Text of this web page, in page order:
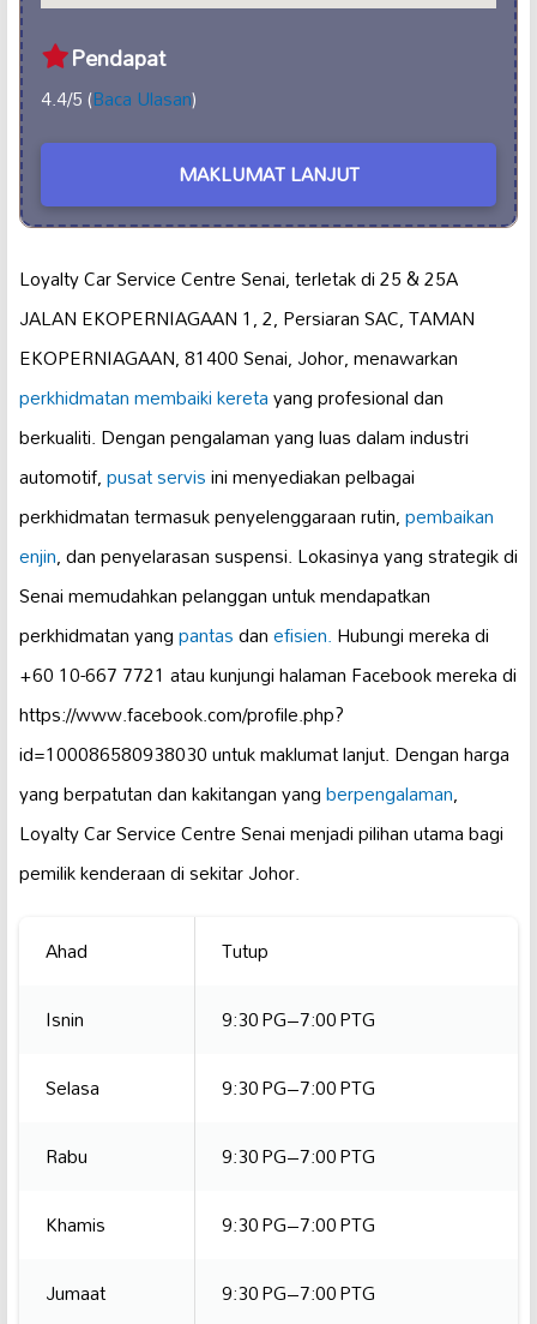
Pendapat
4.4/5 (Baca Ulasan)
MAKLUMAT LANJUT
Loyalty Car Service Centre Senai, terletak di 25 & 25A
JALAN EKOPERNIAGAAN 1, 2, Persiaran SAC, TAMAN
EKOPERNIAGAAN, 81400 Senai, Johor, menawarkan
perkhidmatan membaiki keretayang profesional dan
berkualiti. Dengan pengalaman yang luas dalam industri
automotif,pusat servisini menyediakan pelbagai
perkhidmatan termasuk penyelenggaraan rutin,pembaikan
enjin, dan penyelarasan suspensi. Lokasinya yang strategik di
Senai memudahkan pelanggan untuk mendapatkan
perkhidmatan yangpantasdanefisien.Hubungi mereka di
+60 10-667 7721 atau kunjungi halaman Facebook mereka di
https://www.facebook.com/profile.php?
id=100086580938030 untuk maklumat lanjut. Dengan harga
yang berpatutan dan kakitangan yangberpengalaman,
Loyalty Car Service Centre Senai menjadi pilihan utama bagi
pemilik kenderaan di sekitar Johor.
Ahad
Tutup
Isnin
9:30 PG–7:00 PTG
Selasa
9:30 PG–7:00 PTG
Rabu
9:30 PG–7:00 PTG
Khamis
9:30 PG–7:00 PTG
Jumaat
9:30 PG–7:00 PTG